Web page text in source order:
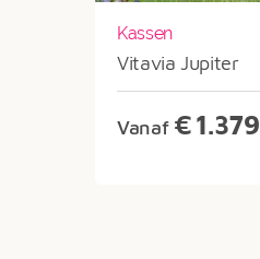
Kassen
Vitavia Jupiter
Vanaf €1.379